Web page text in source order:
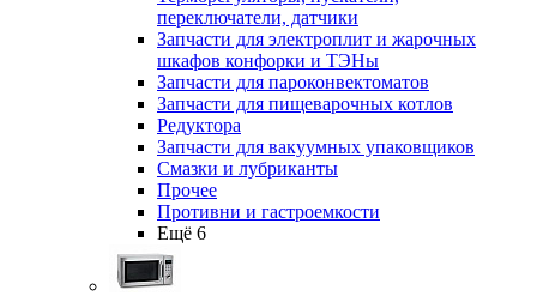
переключатели, датчики
Запчасти для электроплит и жарочных
шкафов конфорки и ТЭНы
Запчасти для пароконвектоматов
Запчасти для пищеварочных котлов
Редуктора
Запчасти для вакуумных упаковщиков
Смазки и лубриканты
Прочее
Противни и гастроемкости
Ещё 6